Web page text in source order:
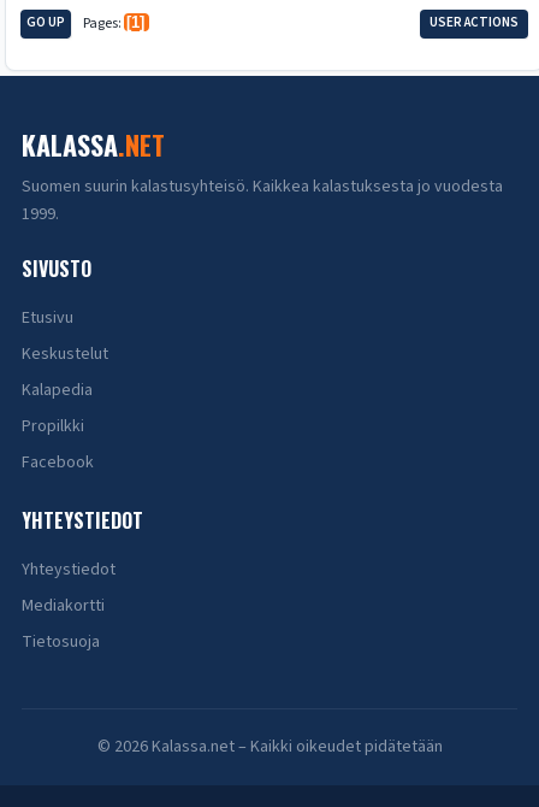
GO UP Pages 1 USER ACTIONS
KALASSA.NET
Suomen suurin kalastusyhteisö. Kaikkea kalastuksesta jo vuodesta
1999.
SIVUSTO
Etusivu
Keskustelut
Kalapedia
Propilkki
Facebook
YHTEYSTIEDOT
Yhteystiedot
Mediakortti
Tietosuoja
© 2026 Kalassa.net – Kaikki oikeudet pidätetään